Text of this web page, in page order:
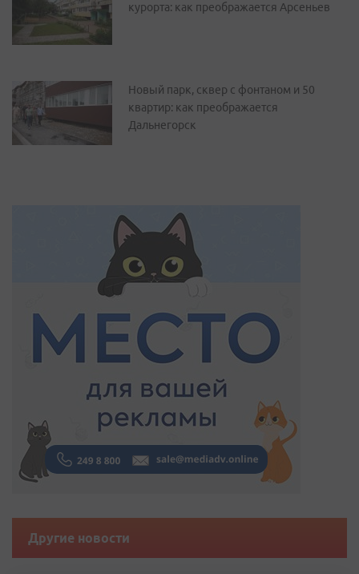
курорта: как преображается Арсеньев
Новый парк, сквер с фонтаном и 50
квартир: как преображается
Дальнегорск
Другие новости